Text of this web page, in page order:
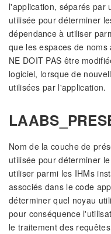
l'application, séparés par
utilisée pour déterminer
dépendance à utiliser
que les espaces de
NE DOIT PAS être
logiciel, lorsque de
utilisées par l'application.
Nom de la couche de
utilisée pour déterminer
utiliser parmi les IHMs
associés dans le code
déterminer quel noyau
pour conséquence
le traitement des